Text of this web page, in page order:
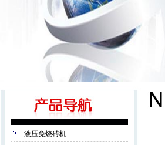
液压免烧砖机